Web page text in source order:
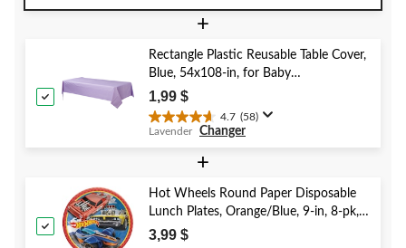
2
évaluations
+
Rectangle Plastic Reusable Table Cover,
Blue, 54x108-in, for Baby
Shower/Hanukkah/Birthday Party
1,99 $
4.7 (58)
4.7
58
évaluations
Lavender Changer
+
Hot Wheels Round Paper Disposable
Lunch Plates, Orange/Blue, 9-in, 8-pk,
for Birthday Party
3,99 $